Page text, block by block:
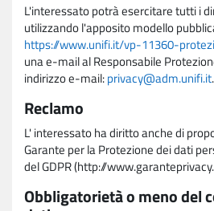
L'interessato potrà esercitare tutti i
utilizzando l'apposito modello
https://www.unifi.it/vp-11360-
una e-mail al Responsabile
indirizzo e-mail:privacy@adm.unifi.it.
Reclamo
L' interessato ha diritto anche di
Garante per la Protezione dei dati
del GDPR (http://
Obbligatorietà o meno del